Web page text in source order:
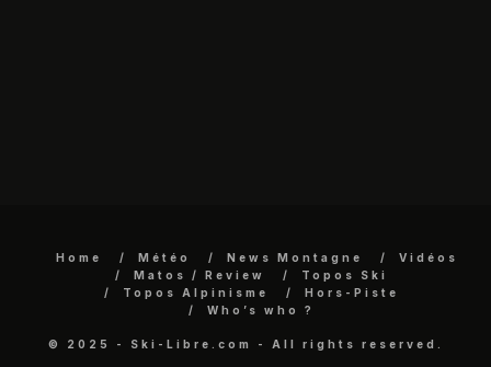
Home Météo News Montagne
Vidéos
Matos / Review
Topos Ski
Topos Alpinisme
Hors-Piste
Who’s who ?
© 2025 - Ski-Libre.com - All rights reserved.